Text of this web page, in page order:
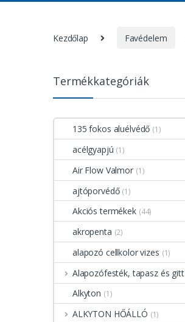
Kezdőlap Favédelem
Termékkategóriák
135 fokos aluélvédő (1)
acélgyapjú (1)
Air Flow Valmor (1)
ajtóporvédő (1)
Akciós termékek (44)
akropenta (2)
alapozó cellkolor vizes (1)
Alapozófesték, tapasz és gitt
Alkyton (1)
ALKYTON HŐÁLLÓ (1)